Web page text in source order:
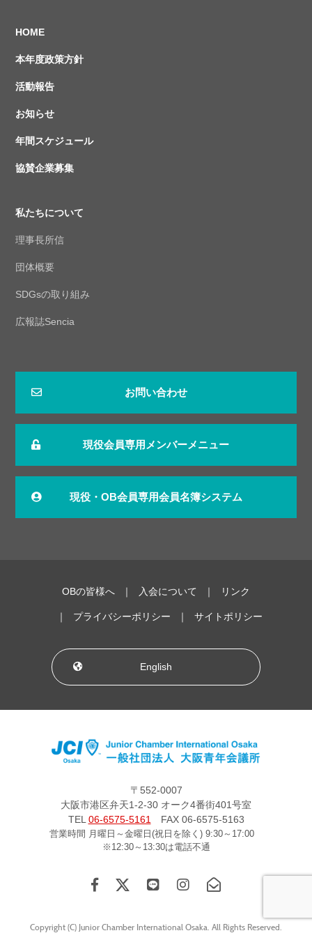
HOME
本年度政策方針
活動報告
お知らせ
年間スケジュール
協賛企業募集
私たちについて
理事長所信
団体概要
SDGsの取り組み
広報誌Sencia
お問い合わせ
現役会員専用メンバーメニュー
現役・OB会員専用会員名簿システム
OBの皆様へ 入会について リンク
プライバシーポリシー サイトポリシー
English
〒552-0007
大阪市港区弁天1-2-30 オーク4番街401号室
TEL 06-6575-5161 FAX 06-6575-5163
営業時間 月曜日～金曜日(祝日を除く) 9:30～17:00
※12:30～13:30は電話不通
Copyright (C) Junior Chamber International Osaka. All Rights Reserved.